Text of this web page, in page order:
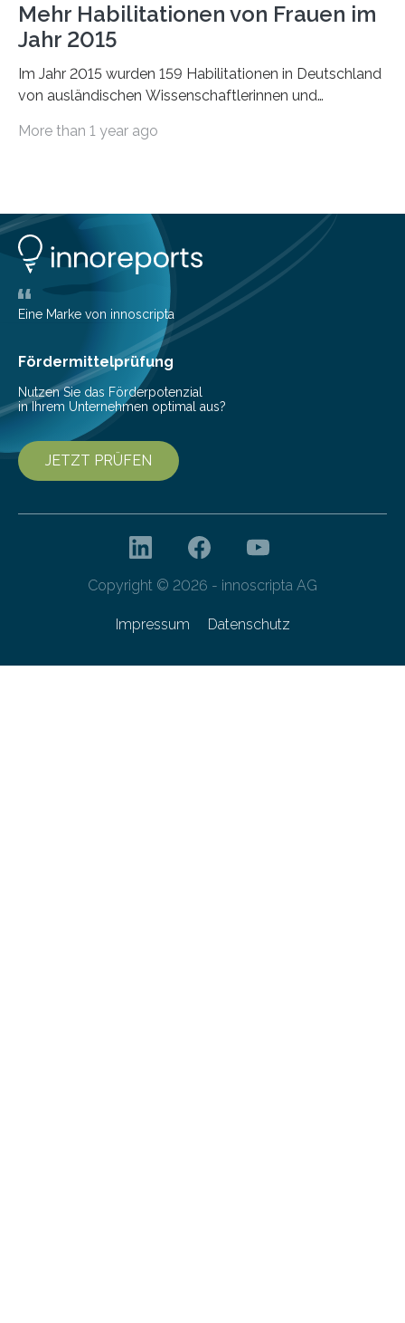
Mehr Habilitationen von Frauen im
Jahr 2015
Im Jahr 2015 wurden 159 Habilitationen in Deutschland
von ausländischen Wissenschaftlerinnen und
More than 1 year ago
Eine Marke von innoscripta
Fördermittelprüfung
Nutzen Sie das Förderpotenzial
in Ihrem Unternehmen optimal aus?
JETZT PRÜFEN
Copyright © 2026 - innoscripta AG
Impressum Datenschutz